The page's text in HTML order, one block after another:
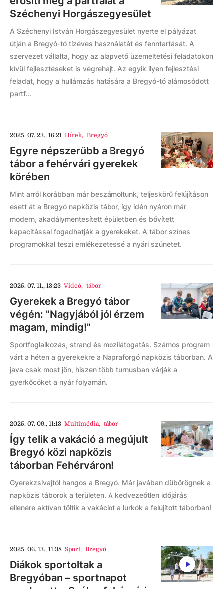
Széchenyi Horgászegyesület
A Széchenyi István Horgászegyesület nyerte el pályázat
útján a Bregyó-tó tízéves használatát és fenntartását. A
szervezet vállalta, hogy az alapvető üzemeltetési feladatokon
kívül fejlesztéseket is végrehajt. Az egyik ilyen fejlesztési
feladat, hogy a hullámzás hatására a Bregyó-tó alámosódott
partf...
2025. 07. 23., 16:21 Hírek, Bregyó
Egyre népszerűbb a Bregyó
tábor a fehérvári gyerekek
körében
Mint arról korábban már beszámoltunk, teljeskörű felújításon
esett át a Bregyó napközis tábor, így idén nyáron már
modern, akadálymentesített épületben és bővített
kapacitással fogadhatják a gyerekeket. A tábor színes
programokkal teszi emlékezetessé a nyári szünetet.
2025. 07. 11., 13:23 Videó, tábor
Gyerekek a Bregyó tábor
végén: "Nagyjából jól érzem
magam, mindig!"
Sportfoglalkozás, strand és mozilátogatás. Számos program
várt a héten a gyerekekre a Napraforgó napközis táborban. A
java csak most jön, hiszen több turnusban várják a
gyerkőcöket a nyár folyamán.
2025. 07. 09., 11:13 Multimédia, tábor
Így telik a vakáció a megújult
Bregyó közi napközis
táborban Fehérváron!
Gyerekzsivajtól hangos a Bregyó. Már javában dübörögnek a
napközis táborok a területen. A kedvezeőtlen időjárás
ellenére aktívan töltik a vakációt a lurkók a felújított táborban!
2025. 06. 13., 11:38 Sport, Bregyó
Diákok sportoltak a
Bregyóban – sportnapot